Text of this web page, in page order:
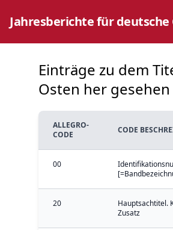
Jahresberichte für deutsche
Einträge zu dem
Osten her gesehen
ALLEGRO-
CODE
CODE
00
20
Hauptsachtitel.
Zusatz